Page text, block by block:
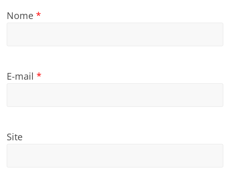
Nome*
E-mail*
Site